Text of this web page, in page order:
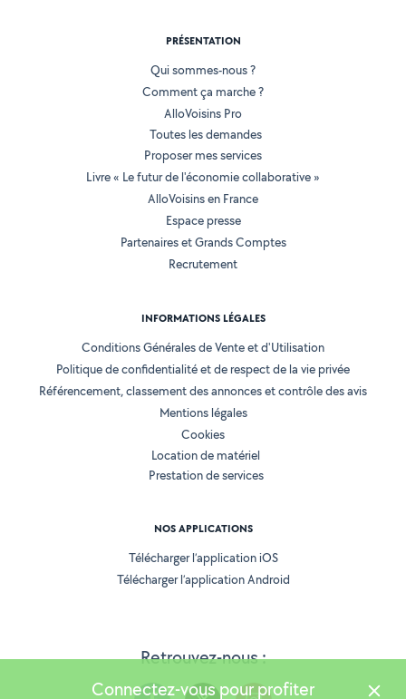
Retrouvez-nous :
PRÉSENTATION
Qui sommes-nous ?
Comment ça marche ?
AlloVoisins Pro
Toutes les demandes
Proposer mes services
Livre « Le futur de l'économie collaborative »
AlloVoisins en France
Espace presse
Partenaires et Grands Comptes
Recrutement
INFORMATIONS LÉGALES
Conditions Générales de Vente et d'Utilisation
Politique de confidentialité et de respect de la vie privée
Référencement, classement des annonces et contrôle des avis
Mentions légales
Cookies
Location de matériel
Prestation de services
NOS APPLICATIONS
Télécharger l’application iOS
Télécharger l’application Android
Connectez-vous pour profiter